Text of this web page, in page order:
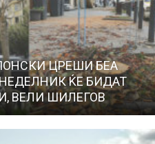
ЦРЕШИ БЕА
ЌЕ БИДАТ
ВЕЛИ ШИЛЕГОВ